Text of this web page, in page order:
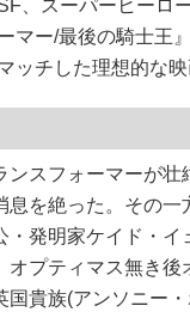
、スーパーヒーロ
マー/最後の騎士王
ッチした理想的な映
ンスフォーマーが
息を絶った。その
・発明家ケイド・イ
オプティマス無き
国貴族(アンソニー